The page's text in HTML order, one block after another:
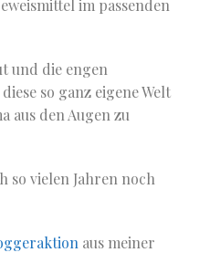
im passenden
und die engen
so ganz eigene Welt
aus den Augen zu
vielen Jahren noch
aus meiner